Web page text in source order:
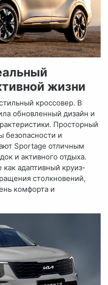
жизни
кроссовер. В
обновленный дизайн и
Просторный
безопасности и
Sportage отличным
и активного отдыха.
адаптивный круиз-
столкновений,
комфорта и